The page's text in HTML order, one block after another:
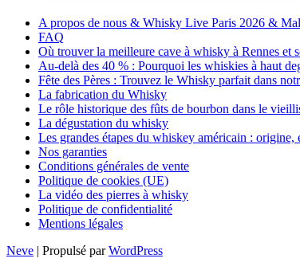
A propos de nous & Whisky Live Paris 2026 &
FAQ
Où trouver la meilleure cave à whisky à Rennes et
Au-delà des 40 % : Pourquoi les whiskies à haut
Fête des Pères : Trouvez le Whisky parfait dans
La fabrication du Whisky
Le rôle historique des fûts de bourbon dans le
La dégustation du whisky
Les grandes étapes du whiskey américain : origine,
Nos garanties
Conditions générales de vente
Politique de cookies (UE)
La vidéo des pierres à whisky
Politique de confidentialité
Mentions légales
Neve | Propulsé parWordPress